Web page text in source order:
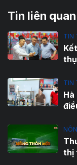
Tin liên quan
TIN
TIN
Hà
thị